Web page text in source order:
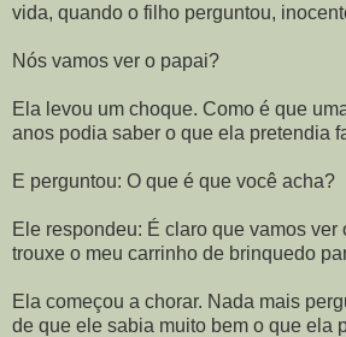
vida, quando o filho perguntou,
Nós vamos ver o papai?
Ela levou um choque. Como é que
anos podia saber o que ela pretendia
E perguntou: O que é que você acha?
Ele respondeu: É claro que vamos ver
trouxe o meu carrinho de brinquedo
Ela começou a chorar. Nada mais
de que ele sabia muito bem o que ela